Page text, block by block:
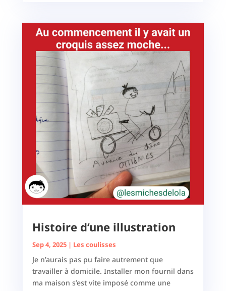
Histoire d’une illustration
Sep 4, 2025| Les coulisses
Je n’aurais pas pu faire autrement que
travailler à domicile. Installer mon fournil dans
ma maison s’est vite imposé comme une